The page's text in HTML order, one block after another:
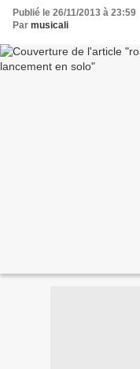
Publié le 26/11/2013 à 23:59
Par musicali